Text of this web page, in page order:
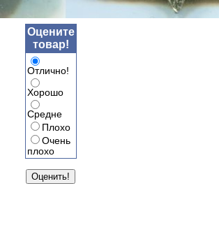
Оцените
товар!
Отлично!
Хорошо
Средне
Плохо
Очень
плохо